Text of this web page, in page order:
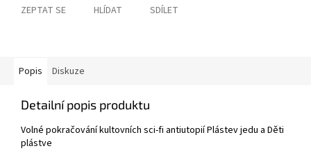
ZEPTAT SE HLÍDAT SDÍLET
Popis Diskuze
Detailní popis produktu
Volné pokračování kultovních sci-fi antiutopií Plástev jedu a Děti
plástve